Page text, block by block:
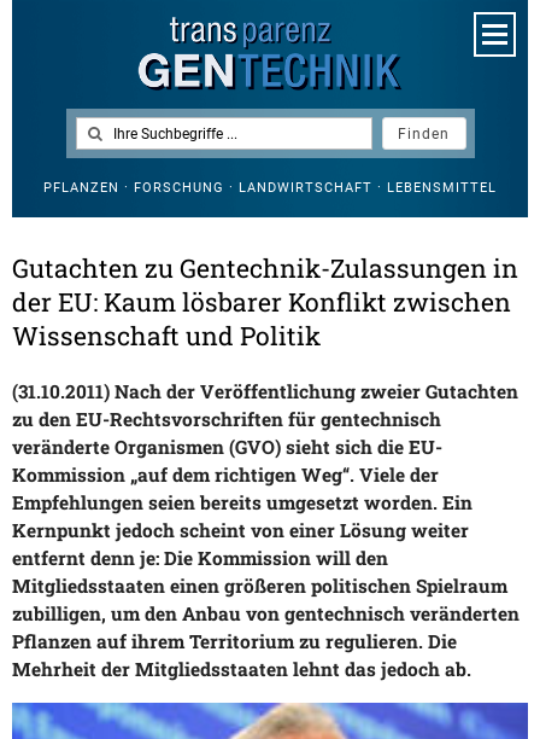
PFLANZEN · FORSCHUNG · LANDWIRTSCHAFT · LEBENSMITTEL
Gutachten zu Gentechnik-Zulassungen in
der EU: Kaum lösbarer Konflikt zwischen
Wissenschaft und Politik
(31.10.2011) Nach der Veröffentlichung zweier Gutachten
zu den EU-Rechtsvorschriften für gentechnisch
veränderte Organismen (GVO) sieht sich die EU-
Kommission „auf dem richtigen Weg“. Viele der
Empfehlungen seien bereits umgesetzt worden. Ein
Kernpunkt jedoch scheint von einer Lösung weiter
entfernt denn je: Die Kommission will den
Mitgliedsstaaten einen größeren politischen Spielraum
zubilligen, um den Anbau von gentechnisch veränderten
Pflanzen auf ihrem Territorium zu regulieren. Die
Mehrheit der Mitgliedsstaaten lehnt das jedoch ab.